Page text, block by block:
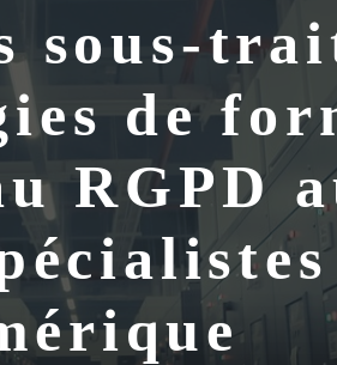
sous-
de
RGPD